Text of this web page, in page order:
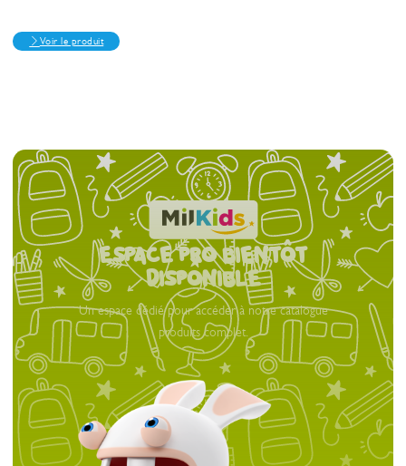
Voir le produit
espace pro bientôt
Disponible
Un espace dédié pour accéder à notre catalogue
produits complet.